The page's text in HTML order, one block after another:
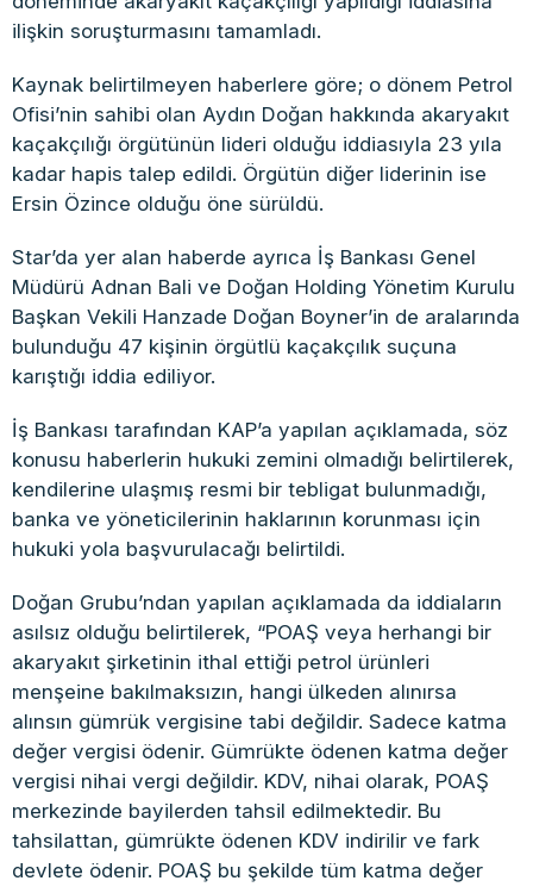
ilişkin soruşturmasını tamamladı.
Kaynak belirtilmeyen haberlere göre; o dönem Petrol
Ofisi’nin sahibi olan Aydın Doğan hakkında akaryakıt
kaçakçılığı örgütünün lideri olduğu iddiasıyla 23 yıla
kadar hapis talep edildi. Örgütün diğer liderinin ise
Ersin Özince olduğu öne sürüldü.
Star’da yer alan haberde ayrıca İş Bankası Genel
Müdürü Adnan Bali ve Doğan Holding Yönetim Kurulu
Başkan Vekili Hanzade Doğan Boyner’in de aralarında
bulunduğu 47 kişinin örgütlü kaçakçılık suçuna
karıştığı iddia ediliyor.
İş Bankası tarafından KAP’a yapılan açıklamada, söz
konusu haberlerin hukuki zemini olmadığı belirtilerek,
kendilerine ulaşmış resmi bir tebligat bulunmadığı,
banka ve yöneticilerinin haklarının korunması için
hukuki yola başvurulacağı belirtildi.
Doğan Grubu’ndan yapılan açıklamada da iddiaların
asılsız olduğu belirtilerek, “POAŞ veya herhangi bir
akaryakıt şirketinin ithal ettiği petrol ürünleri
menşeine bakılmaksızın, hangi ülkeden alınırsa
alınsın gümrük vergisine tabi değildir. Sadece katma
değer vergisi ödenir. Gümrükte ödenen katma değer
vergisi nihai vergi değildir. KDV, nihai olarak, POAŞ
merkezinde bayilerden tahsil edilmektedir. Bu
tahsilattan, gümrükte ödenen KDV indirilir ve fark
devlete ödenir. POAŞ bu şekilde tüm katma değer